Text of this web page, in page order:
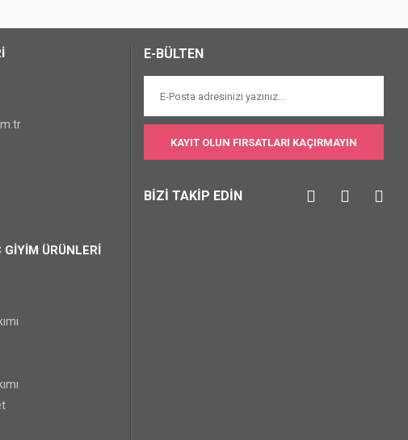
ÜRÜNLERİ
E-BÜLTEN
KAYIT OLUN FIRSATLARI KAÇIRMAYIN
BİZİ TAKİP EDİN